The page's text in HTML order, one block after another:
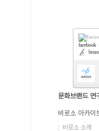
facebook
문화브랜드 연
비로소 아카이
비로소 소개